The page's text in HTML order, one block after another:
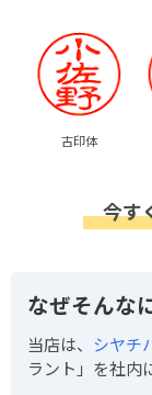
古印体
今す
なぜそんな
当店は、 シヤチ
ラント」を社内